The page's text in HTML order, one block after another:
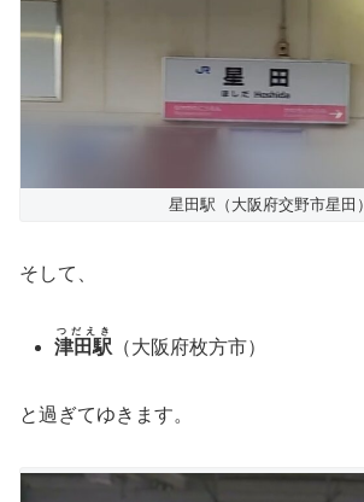
星田駅（大阪府交野市星田）
そして、
津田駅
つだえき
（大阪府枚方市）
と過ぎてゆきます。